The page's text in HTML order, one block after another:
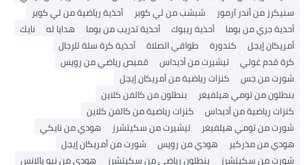
سنيكرز من أندر آرمور
شبشب من لي كوبر
أحذية رياضية من لي كوبر
أحذية جري من بوما
أحذية ريبوك أحذية تدريب من بوما هدايا له
نايك
أمريكان إيجل
كندورة طواقي الصلاة
أحذية كرة سلة للرجال
كرة قدم غوتي
تيشيرت من أديداس
قميص رياضي من رويس
شورت من جس
كنزات رياضية من أمريكان إيجل
بنطلون من تومي هيلفيغر
بنطلون من كالفن كلاين
كنزات رياضية من أديداس
كنزات رياضية من كالفن كلاين
شورت من تومي هيلفيغر
تيشيرت من سكيتشرز
هودي من نايكي
هودي من مذركير
هودي من رويس
شورت من أمريكان إيجل
شورت من سكيتشرز
بنطلون رياضي من سكيتشرز
هودي من نيو بالانس